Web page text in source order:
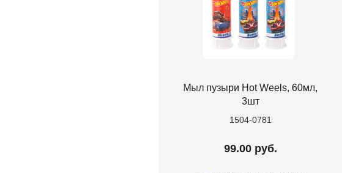
Мыл пузыри Hot Weels, 60мл,
3шт
1504-0781
99.00 руб.